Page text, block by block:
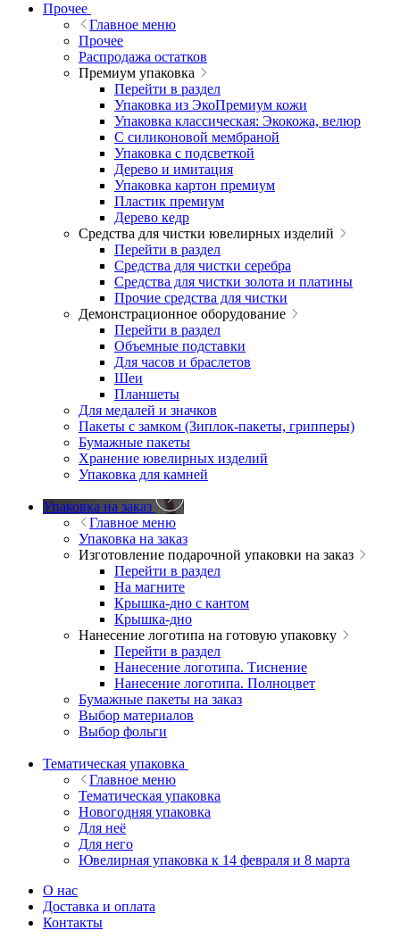
Прочее
Главное меню
Прочее
Распродажа остатков
Премиум упаковка
Перейти в раздел
Упаковка из ЭкоПремиум кожи
Упаковка классическая: Экокожа, велюр
С силиконовой мембраной
Упаковка с подсветкой
Дерево и имитация
Упаковка картон премиум
Пластик премиум
Дерево кедр
Средства для чистки ювелирных изделий
Перейти в раздел
Средства для чистки серебра
Средства для чистки золота и платины
Прочие средства для чистки
Демонстрационное оборудование
Перейти в раздел
Объемные подставки
Для часов и браслетов
Шеи
Планшеты
Для медалей и значков
Пакеты с замком (Зиплок-пакеты, грипперы)
Бумажные пакеты
Хранение ювелирных изделий
Упаковка для камней
Упаковка на заказ
Главное меню
Упаковка на заказ
Изготовление подарочной упаковки на заказ
Перейти в раздел
На магните
Крышка-дно с кантом
Крышка-дно
Нанесение логотипа на готовую упаковку
Перейти в раздел
Нанесение логотипа. Тиснение
Нанесение логотипа. Полноцвет
Бумажные пакеты на заказ
Выбор материалов
Выбор фольги
Тематическая упаковка
Главное меню
Тематическая упаковка
Новогодняя упаковка
Для неё
Для него
Ювелирная упаковка к 14 февраля и 8 марта
О нас
Доставка и оплата
Контакты